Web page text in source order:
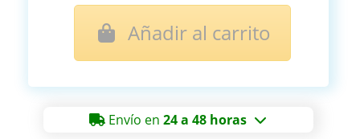
Añadir al carrito
Envío en24 a 48 horas